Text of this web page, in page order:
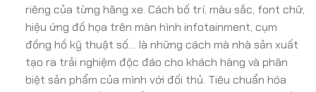
riêng của từng hãng xe. Cách bố trí, màu sắc, font chữ,
hiệu ứng đồ họa trên màn hình infotainment, cụm
đồng hồ kỹ thuật số… là những cách mà nhà sản xuất
tạo ra trải nghiệm độc đáo cho khách hàng và phân
biệt sản phẩm của mình với đối thủ. Tiêu chuẩn hóa